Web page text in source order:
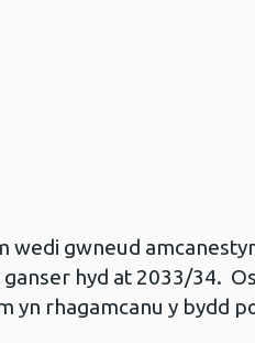
wedi gwneud
hyd at 2033/34.
yn rhagamcanu y bydd